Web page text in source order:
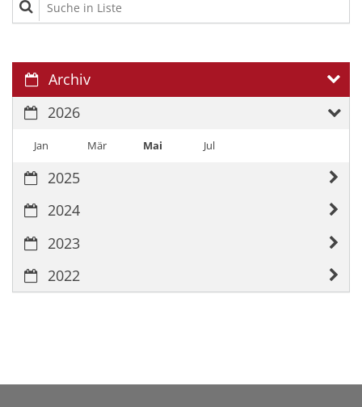
Archiv
2026
Jan Mär Mai Jul
2025
2024
2023
2022